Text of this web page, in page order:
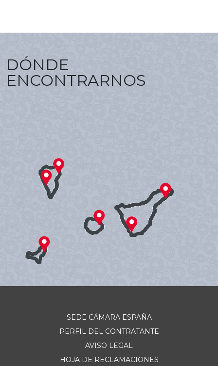
DÓNDE
ENCONTRARNOS
SEDE CÁMARA ESPAÑA
PERFIL DEL CONTRATANTE
AVISO LEGAL
HOJA DE RECLAMACIONES